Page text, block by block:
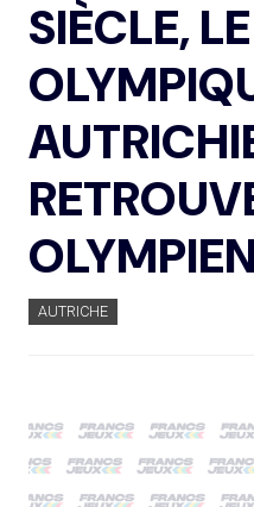
SIÈCLE,
AUTRICHE